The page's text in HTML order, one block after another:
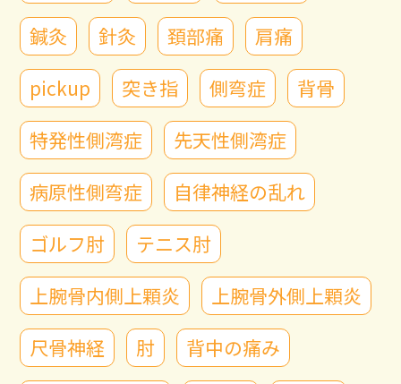
鍼灸
針灸 頚部痛
肩痛
pickup
突き指 側弯症
背骨
特発性側湾症
先天性側湾症
病原性側弯症
自律神経の乱れ
ゴルフ肘
テニス肘
上腕骨内側上顆炎
上腕骨外側上顆炎
尺骨神経
肘
背中の痛み